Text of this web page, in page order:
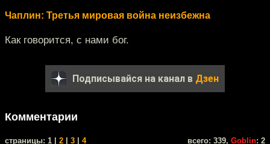
Чаплин: Третья мировая война неизбежна
Как говорится, с нами бог.
Подписывайся на канал в Дзен
Комментарии
cтраницы: 1 | 2 3 4 всего: 339, Goblin: 2